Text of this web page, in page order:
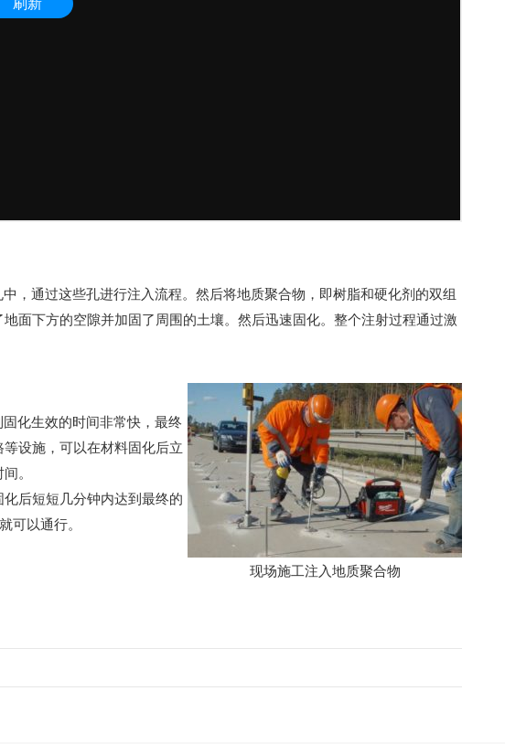
，通过这些孔进行注入流程。然后将地质聚合物，即树脂和硬化剂的双组
面下方的空隙并加固了周围的土壤。然后迅速固化。整个注射过程通过激
现场施工注入地质聚合物
化生效的时间非常快，最终
设施，可以在材料固化后立
。
后短短几分钟内达到最终的
可以通行。